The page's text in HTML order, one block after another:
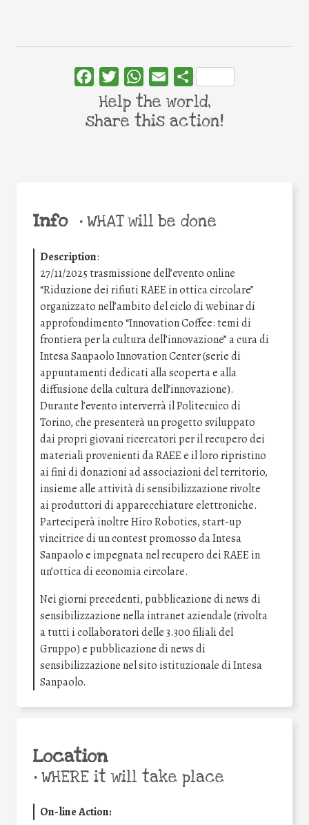
Info •WHAT will be done
Description:
27/11/2025 trasmissione dell’evento online
“Riduzione dei rifiuti RAEE in ottica circolare”
organizzato nell’ambito del ciclo di webinar di
approfondimento “Innovation Coffee: temi di
frontiera per la cultura dell’innovazione” a cura di
Intesa Sanpaolo Innovation Center (serie di
appuntamenti dedicati alla scoperta e alla
diffusione della cultura dell’innovazione).
Durante l’evento interverrà il Politecnico di
Torino, che presenterà un progetto sviluppato
dai propri giovani ricercatori per il recupero dei
materiali provenienti da RAEE e il loro ripristino
ai fini di donazioni ad associazioni del territorio,
insieme alle attività di sensibilizzazione rivolte
ai produttori di apparecchiature elettroniche.
Parteciperà inoltre Hiro Robotics, start-up
vincitrice di un contest promosso da Intesa
Sanpaolo e impegnata nel recupero dei RAEE in
un’ottica di economia circolare.
Nei giorni precedenti, pubblicazione di news di
sensibilizzazione nella intranet aziendale (rivolta
a tutti i collaboratori delle 3.300 filiali del
Gruppo) e pubblicazione di news di
sensibilizzazione nel sito istituzionale di Intesa
Sanpaolo.
Location
•WHERE it will take place
On-line Action:
FacebookTwitterWhatsApp
Email Share
Help the world,
share this action!